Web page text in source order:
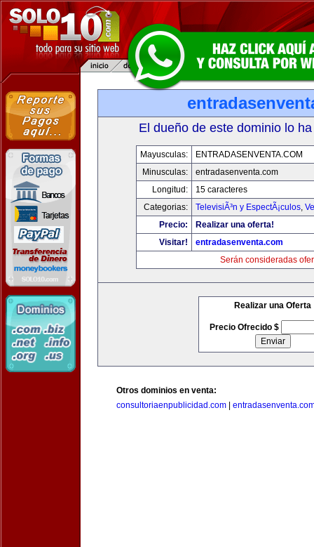
El dueño de este dominio lo
Mayusculas:
ENTRADASENVENTA.COM
Minusculas:
entradasenventa.com
Longitud:
15 caracteres
Categorias:
TelevisiÃ³n y EspectÃ¡culos,
Precio:
Realizar una oferta!
Visitar!
entradasenventa.com
Serán consideradas
Realizar una Oferta
Precio Ofrecido $
Otros dominios en venta:
consultoriaenpublicidad.com